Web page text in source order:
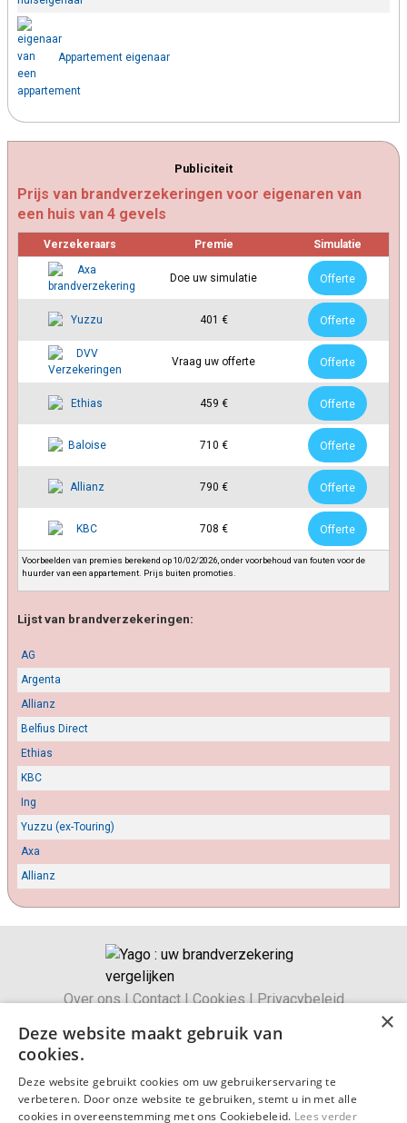
Appartement eigenaar
Publiciteit
Prijs van brandverzekeringen voor eigenaren van
een huis van 4 gevels
Verzekeraars Premie Simulatie
Doe uw simulatie Offerte
401 € Offerte
Vraag uw offerte Offerte
459 € Offerte
710 € Offerte
790 € Offerte
708 € Offerte
Voorbeelden van premies berekend op 10/02/2026, onder voorbehoud van fouten voor de
huurder van een appartement. Prijs buiten promoties.
Lijst van brandverzekeringen:
AG
Argenta
Allianz
Belfius Direct
Ethias
KBC
Ing
Yuzzu (ex-Touring)
Axa
Allianz
Over ons|Contact|Cookies|Privacybeleid
Duurzaamheidsbeleid
© 2026 Brandverzekering-simulatie.be
Om uw brandverzekering vergelijken in België.
×
Deze website maakt gebruik van
cookies.
Deze website gebruikt cookies om uw gebruikerservaring te
verbeteren. Door onze website te gebruiken, stemt u in met alle
cookies in overeenstemming met ons Cookiebeleid. Lees verder